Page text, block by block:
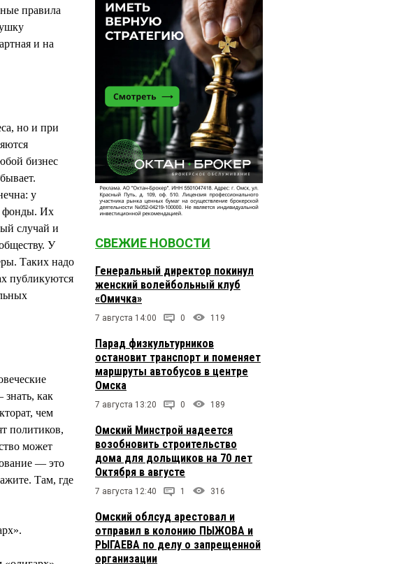
правила
и на
но и при
бизнес
у
фонды. Их
случай и
У
Таких надо
публикуются
как
чем
политиков,
может
— это
Там, где
СВЕЖИЕ НОВОСТИ
Генеральный директор покинул
женский волейбольный клуб
«Омичка»
7 августа 14:00 0 119
Парад физкультурников
остановит транспорт и поменяет
маршруты автобусов в центре
Омска
7 августа 13:20 0 189
Омский Минстрой надеется
возобновить строительство
дома для дольщиков на 70 лет
Октября в августе
7 августа 12:40 1 316
Омский облсуд арестовал и
отправил в колонию ПЫЖОВА и
РЫГАЕВА по делу о запрещенной
организации